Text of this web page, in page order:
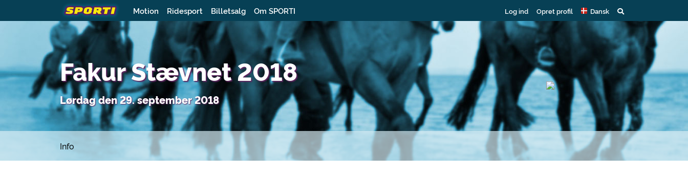
Motion Ridesport Billetsalg Om SPORTI Log ind Opret profil Dansk
Fakur Stævnet 2018
Lørdag den 29. september 2018
Info